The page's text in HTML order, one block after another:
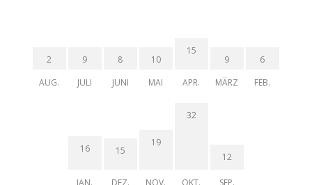
2
AUG.
9
JULI
8
JUNI
10
MAI
15
APR.
9
MÄRZ
6
FEB.
16
JAN.
15
DEZ.
19
NOV.
32
OKT.
12
SEP.